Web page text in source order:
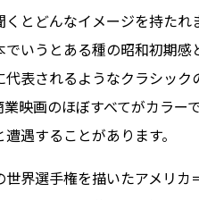
とどんなイメージを持た
いうとある種の昭和初期
表されるようなクラシッ
映画のほぼすべてがカラ
遇することがあります。
界選手権を描いたアメリ